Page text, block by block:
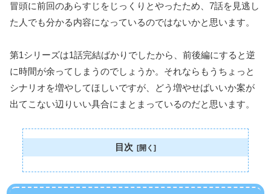
冒頭に前回のあらすじをじっくりとやったため、7話を見逃し
た人でも分かる内容になっているのではないかと思います。
第1シリーズは1話完結ばかりでしたから、前後編にすると逆
に時間が余ってしまうのでしょうか。それならもうちょっと
シナリオを増やしてほしいですが、どう増やせばいいか案が
出てこない辺りいい具合にまとまっているのだと思います。
目次